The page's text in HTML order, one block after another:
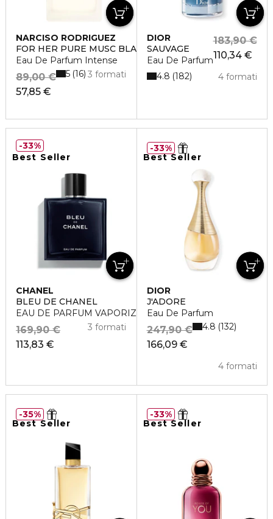
NARCISO RODRIGUEZ
FOR HER PURE MUSC BLANC
Eau De Parfum Intense
57,85 €
89,00 € 3 formati
5 16
DIOR
SAUVAGE
Eau De Parfum110,34 €
183,90 €
4 formati
4.8 182
Best Seller
CHANEL
BLEU DE CHANEL
EAU DE PARFUM VAPORIZZATORE
113,83 €
169,90 € 3 formati
33%
Best Seller
DIOR
J'ADORE
Eau De Parfum
166,09 €
247,90 €
4 formati
4.8 132
33%
Best Seller
35%
Best Seller
33%